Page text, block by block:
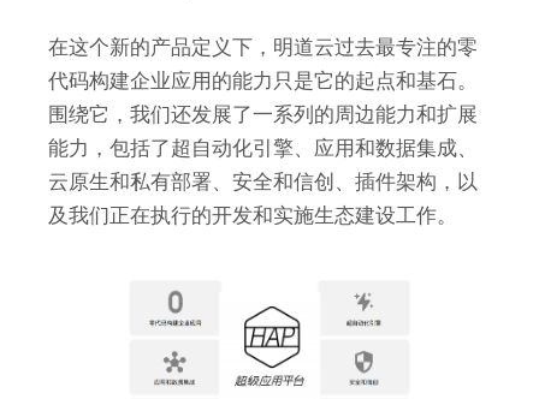
在这个新的产品定义下，明道云过去最专注的零
代码构建企业应用的能力只是它的起点和基石。
围绕它，我们还发展了一系列的周边能力和扩展
能力，包括了超自动化引擎、应用和数据集成、
云原生和私有部署、安全和信创、插件架构，以
及我们正在执行的开发和实施生态建设工作。